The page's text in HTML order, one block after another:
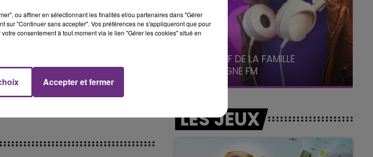
Savine.
CHAMPAGNE FM
6h00 - 10h00
La Famille
LES JEUX
ou affiner en sélectionnant les finalités et/ou partenaires dans "Gérer
sur "Continuer sans accepter". Vos préférences ne s'appliqueront que pour
consentement à tout moment via le lien "Gérer les cookies" situé en
Accepter et fermer